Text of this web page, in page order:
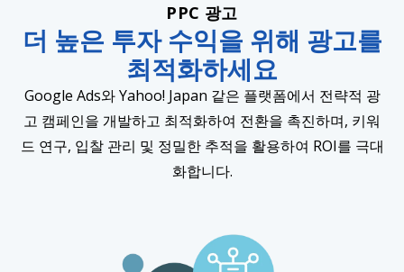
PPC 광고
더 높은 투자 수익을 위해 광고를
최적화하세요
Google Ads와 Yahoo! Japan 같은 플랫폼에서 전략적 광
고 캠페인을 개발하고 최적화하여 전환을 촉진하며, 키워
드 연구, 입찰 관리 및 정밀한 추적을 활용하여 ROI를 극대
화합니다.